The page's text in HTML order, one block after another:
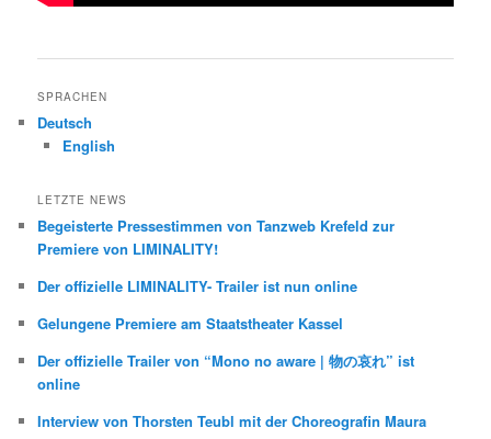
SPRACHEN
Deutsch
English
LETZTE NEWS
Begeisterte Pressestimmen von Tanzweb Krefeld zur
Premiere von LIMINALITY!
Der offizielle LIMINALITY- Trailer ist nun online
Gelungene Premiere am Staatstheater Kassel
Der offizielle Trailer von “Mono no aware | 物の哀れ” ist
online
Interview von Thorsten Teubl mit der Choreografin Maura